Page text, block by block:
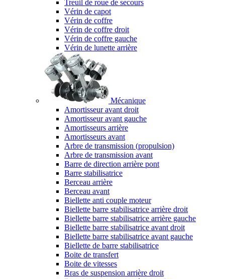
Treuil de roue de secours
Vérin de capot
Vérin de coffre
Vérin de coffre droit
Vérin de coffre gauche
Vérin de lunette arrière
Mécanique
Amortisseur avant droit
Amortisseur avant gauche
Amortisseurs arrière
Amortisseurs avant
Arbre de transmission (propulsion)
Arbre de transmission avant
Barre de direction arrière pont
Barre stabilisatrice
Berceau arrière
Berceau avant
Biellette anti couple moteur
Biellette barre stabilisatrice arrière droit
Biellette barre stabilisatrice arrière gauche
Biellette barre stabilisatrice avant droit
Biellette barre stabilisatrice avant gauche
Biellette de barre stabilisatrice
Boite de transfert
Boite de vitesses
Bras de suspension arrière droit